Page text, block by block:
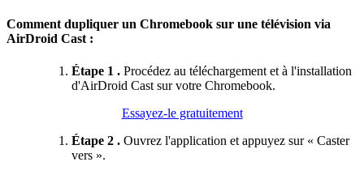
Comment dupliquer un Chromebook sur une télévision via
AirDroid Cast :
Étape 1 . Procédez au téléchargement et à l'installation
d'AirDroid Cast sur votre Chromebook.
Essayez-le gratuitement
Étape 2 . Ouvrez l'application et appuyez sur « Caster
vers ».